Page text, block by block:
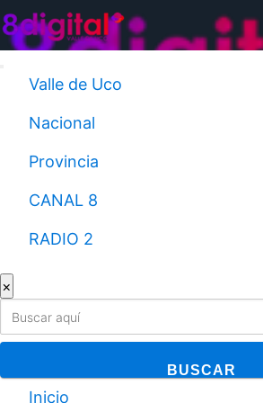
Saltar
al
contenido
Valle de Uco
Nacional
Provincia
CANAL 8
RADIO 2
×
BUSCAR
Inicio